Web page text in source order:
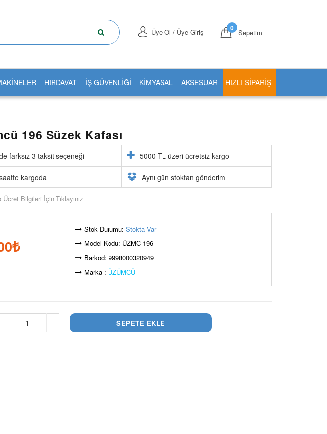
Sepetim
0
Üye Ol / Üye Giriş
HIRDAVAT İŞ GÜVENLİĞİ KİMYASAL AKSESUAR HIZLI SIPARIŞ
196 Süzek Kafası
farksız 3 taksit seçeneği 5000 TL üzeri ücretsiz kargo
kargoda Aynı gün stoktan gönderim
Ücret Bilgileri İçin Tıklayınız
₺
Stok Durumu: Stokta Var
Model Kodu: ÜZMC-196
Barkod: 9998000320949
Marka : ÜZÜMCÜ
+
-